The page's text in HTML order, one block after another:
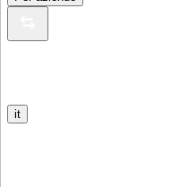
it